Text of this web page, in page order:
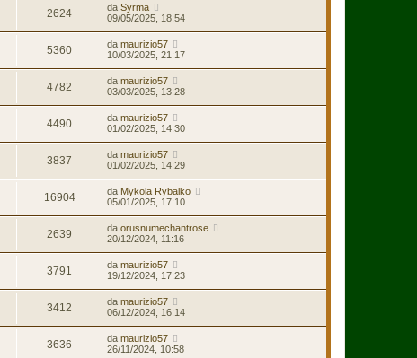
2624 da Syrma
09/05/2025, 18:54
5360 da maurizio57
10/03/2025, 21:17
4782 da maurizio57
03/03/2025, 13:28
4490 da maurizio57
01/02/2025, 14:30
3837 da maurizio57
01/02/2025, 14:29
16904 da Mykola Rybalko
05/01/2025, 17:10
2639 da orusnumechantrose
20/12/2024, 11:16
3791 da maurizio57
19/12/2024, 17:23
3412 da maurizio57
06/12/2024, 16:14
3636 da maurizio57
26/11/2024, 10:58